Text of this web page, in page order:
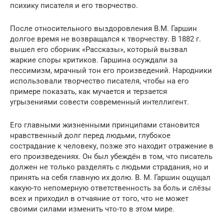
психику писателя и его творчество.
После относительного выздоровления В.М. Гаршин
долгое время не возвращался к творчеству. В 1882 г.
вышел его сборник «Рассказы», который вызвал
жаркие споры критиков. Гаршина осуждали за
пессимизм, мрачный тон его произведений. Народники
использовали творчество писателя, чтобы на его
примере показать, как мучается и терзается
угрызениями совести современный интеллигент.
Его главными жизненными принципами становится
нравственный долг перед людьми, глубокое
сострадание к человеку, позже это находит отражение в
его произведениях. Он был убеждён в том, что писатель
должен не только разделять с людьми страдания, но и
принять на себя главную их долю. В. М. Гаршин ощущал
какую-то непомерную ответственность за боль и слёзы
всех и приходил в отчаяние от того, что не может
своими силами изменить что-то в этом мире.